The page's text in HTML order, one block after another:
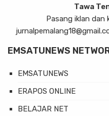
Tawa
Pasang iklan dan
EMSATUNEWS
EMSATUNEWS
ERAPOS ONLINE
BELAJAR NET